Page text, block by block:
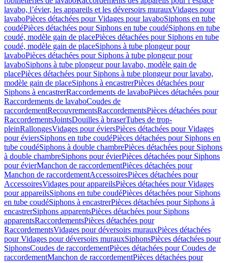
lavabo, l’évier, les appareils et les déversoirs murauxVidages pour
lavaboPièces détachées pour Vidages pour lavaboSiphons en tube
coudéPièces détachées pour Siphons en tube coudéSiphons en tube
coudé, modèle gain de placePièces détachées pour Siphons en tube
coudé, modèle gain de placeSiphons à tube plongeur pour
lavaboPièces détachées pour Siphons à tube plongeur pour
lavaboSiphons à tube plongeur pour lavabo, modèle gain de
placePièces détachées pour Siphons à tube plongeur pour lavabo,
modèle gain de placeSiphons à encastrerPièces détachées pour
Siphons à encastrerRaccordements de lavaboPièces détachées pour
Raccordements de lavaboCoudes de
raccordementRecouvrementsRaccordementsPièces détachées pour
RaccordementsJointsDouilles à braserTubes de trop-
pleinRallongesVidages pour éviersPièces détachées pour Vidages
pour éviersSiphons en tube coudéPièces détachées pour Siphons en
tube coudéSiphons à double chambrePièces détachées pour Siphons
à double chambreSiphons pour évierPièces détachées pour Siphons
pour évierManchon de raccordementPièces détachées pour
Manchon de raccordementAccessoiresPièces détachées pour
AccessoiresVidages pour appareilsPièces détachées pour Vidages
pour appareilsSiphons en tube coudéPièces détachées pour Siphons
en tube coudéSiphons à encastrerPièces détachées pour Siphons à
encastrerSiphons apparentsPièces détachées pour Siphons
apparentsRaccordementsPièces détachées pour
RaccordementsVidages pour déversoirs murauxPièces détachées
pour Vidages pour déversoirs murauxSiphonsPièces détachées pour
SiphonsCoudes de raccordementPièces détachées pour Coudes de
raccordementManchon de raccordementPièces détachées pour